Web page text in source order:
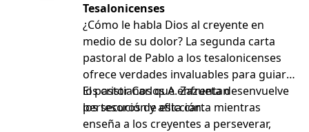
Tesalonicenses
¿Cómo le habla Dios al creyente en
medio de su dolor? La segunda carta
pastoral de Pablo a los tesalonicenses
ofrece verdades invaluables para guiar a
los cristianos que enfrentan
persecución y aflicción.
El pastor Carlos A. Zazueta desenvuelve
los tesoros de esta carta mientras
enseña a los creyentes a perseverar,